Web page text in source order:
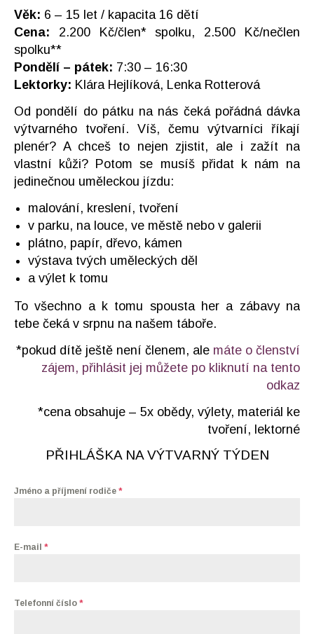
Věk: 6 – 15 let / kapacita 16 dětí
Cena: 2.200 Kč/člen* spolku, 2.500 Kč/nečlen
spolku**
Pondělí – pátek: 7:30 – 16:30
Lektorky: Klára Hejlíková, Lenka Rotterová
Od pondělí do pátku na nás čeká pořádná dávka
výtvarného tvoření. Víš, čemu výtvarníci říkají
plenér? A chceš to nejen zjistit, ale i zažít na
vlastní kůži? Potom se musíš přidat k nám na
jedinečnou uměleckou jízdu:
malování, kreslení, tvoření
v parku, na louce, ve městě nebo v galerii
plátno, papír, dřevo, kámen
výstava tvých uměleckých děl
a výlet k tomu
To všechno a k tomu spousta her a zábavy na
tebe čeká v srpnu na našem táboře.
*pokud dítě ještě není členem, ale máte o členství
zájem, přihlásit jej můžete po kliknutí na tento
odkaz
*cena obsahuje – 5x obědy, výlety, materiál ke
tvoření, lektorné
PŘIHLÁŠKA NA VÝTVARNÝ TÝDEN
Jméno a příjmení rodiče *
E-mail *
Telefonní číslo *